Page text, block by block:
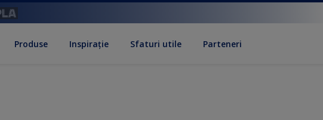
Produse Inspirație Sfaturi utile Parteneri